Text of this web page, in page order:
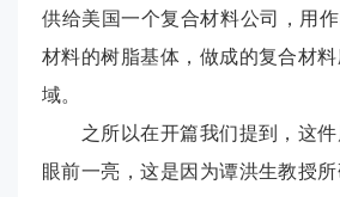
供给美国一个复合材料公司，用
材料的树脂基体，做成的复合材
域。
之所以在开篇我们提到，这件
眼前一亮，这是因为谭洪生教授